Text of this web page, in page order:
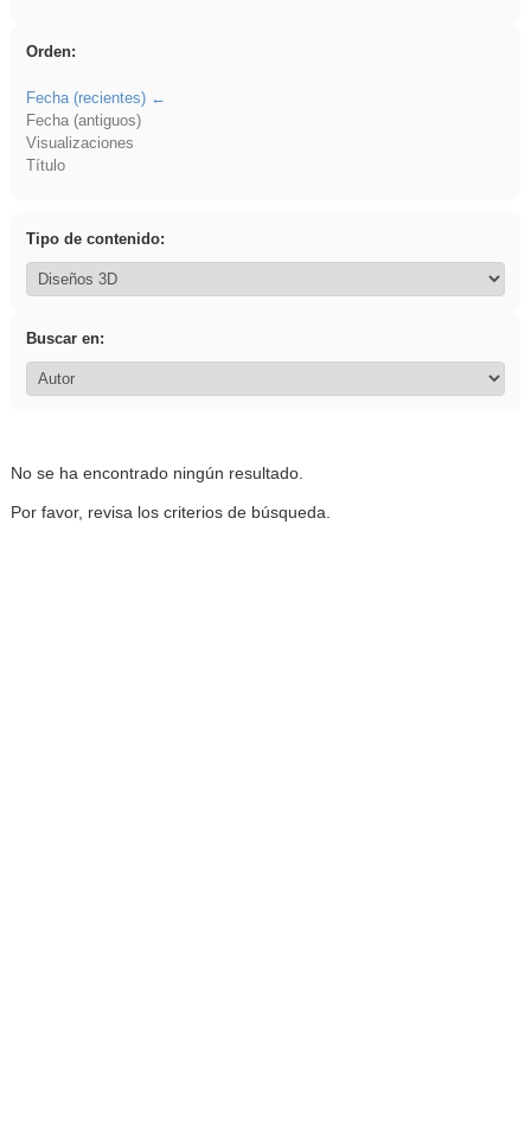
Orden:
Fecha (recientes)
Fecha (antiguos)
Visualizaciones
Título
Tipo de contenido:
Buscar en:
No se ha encontrado ningún resultado.
Por favor, revisa los criterios de búsqueda.